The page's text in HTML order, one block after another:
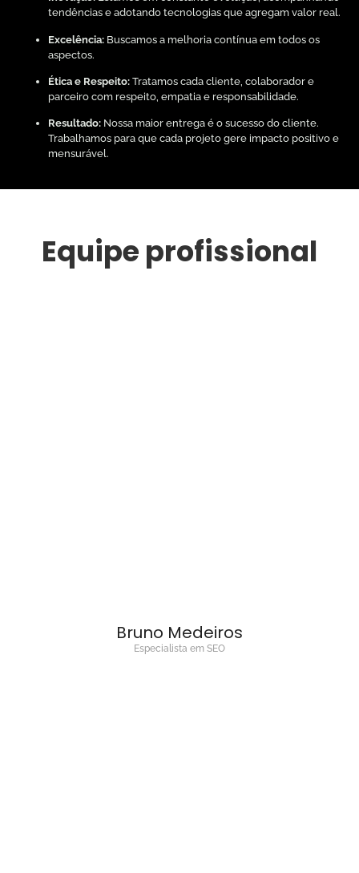
tendências e adotando tecnologias que agregam valor real.
Excelência: Buscamos a melhoria contínua em todos os
aspectos.
Ética e Respeito: Tratamos cada cliente, colaborador e
parceiro com respeito, empatia e responsabilidade.
Resultado: Nossa maior entrega é o sucesso do cliente.
Trabalhamos para que cada projeto gere impacto positivo e
mensurável.
Equipe profissional
Bruno Medeiros
Especialista em SEO